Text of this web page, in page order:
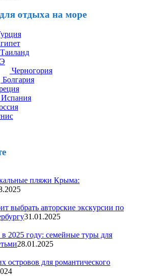
отдыха на море
Таиланд
Черногория
Болгария
Испания
пляжи Крыма:
выбрать авторские экскурсии по
31.01.2025
в 2025 году: семейные туры для
28.01.2025
островов для романтического